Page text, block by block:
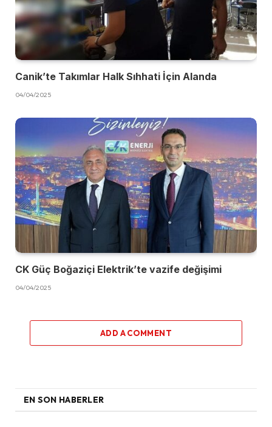
Canik’te Takımlar Halk Sıhhati İçin Alanda
04/04/2025
CK Güç Boğaziçi Elektrik’te vazife değişimi
04/04/2025
ADD A COMMENT
EN SON HABERLER